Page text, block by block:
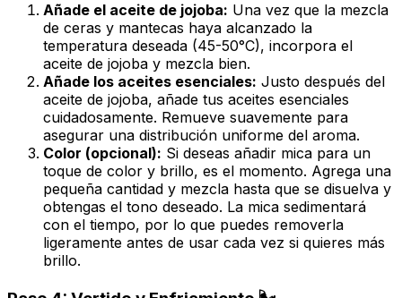
Añade el aceite de jojoba: Una vez que la mezcla
de ceras y mantecas haya alcanzado la
temperatura deseada (45-50°C), incorpora el
aceite de jojoba y mezcla bien.
Añade los aceites esenciales: Justo después del
aceite de jojoba, añade tus aceites esenciales
cuidadosamente. Remueve suavemente para
asegurar una distribución uniforme del aroma.
Color (opcional): Si deseas añadir mica para un
toque de color y brillo, es el momento. Agrega una
pequeña cantidad y mezcla hasta que se disuelva y
obtengas el tono deseado. La mica sedimentará
con el tiempo, por lo que puedes removerla
ligeramente antes de usar cada vez si quieres más
brillo.